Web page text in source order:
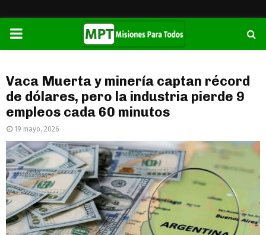
PRIMARY
Vaca Muerta y minería captan récord
de dólares, pero la industria pierde 9
empleos cada 60 minutos
19 mayo, 2026